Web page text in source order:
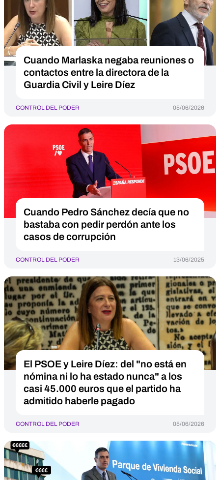
Cuando Marlaska negaba reuniones o
contactos entre la directora de la
Guardia Civil y Leire Díez
CONTROL DEL PODER 05/06/2026
Cuando Pedro Sánchez decía que no
bastaba con pedir perdón ante los
casos de corrupción
CONTROL DEL PODER 13/06/2025
El PSOE y Leire Díez: del "no está en
nómina ni lo ha estado nunca" a los
casi 45.000 euros que el partido ha
admitido haberle pagado
CONTROL DEL PODER 05/06/2026